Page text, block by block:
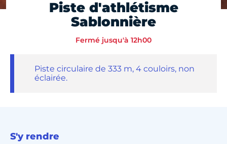
Piste d'athlétisme
Sablonnière
Fermé jusqu'à 12h00
Piste circulaire de 333 m, 4 couloirs, non
éclairée.
S'y rendre